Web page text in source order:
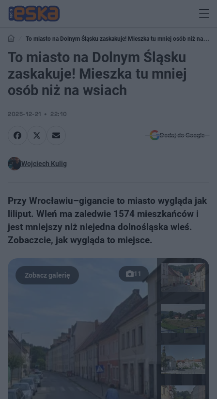
To miasto na Dolnym Śląsku zaskakuje! Mieszka tu mniej osób niż na
wsiach
To miasto na Dolnym Śląsku
zaskakuje! Mieszka tu mniej
osób niż na wsiach
2025-12-21 22:10
Dodaj do Google
Wojciech Kulig
Przy Wrocławiu–gigancie to miasto wygląda jak
liliput. Wleń ma zaledwie 1574 mieszkańców i
jest mniejszy niż niejedna dolnośląska wieś.
Zobaczcie, jak wygląda to miejsce.
11